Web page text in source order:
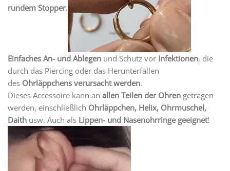
rundem Stopper.
Einfaches An- und Ablegen und Schutz vor Infektionen, die
durch das Piercing oder das Herunterfallen
des Ohrläppchens verursacht werden.
Dieses Accessoire kann an allen Teilen der Ohren getragen
werden, einschließlich Ohrläppchen, Helix, Ohrmuschel,
Daith usw. Auch als Lippen- und Nasenohrringe geeignet!